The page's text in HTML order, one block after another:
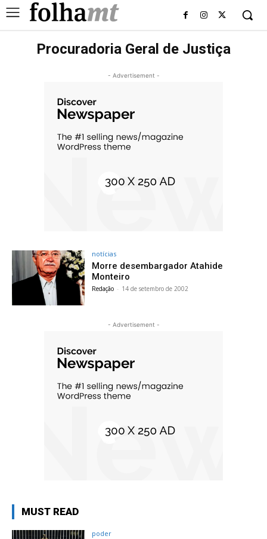
Procuradoria Geral de Justiça
- Advertisement -
notícias
Morre desembargador Atahide
Monteiro
Redação - 14 de setembro de 2002
- Advertisement -
MUST READ
poder